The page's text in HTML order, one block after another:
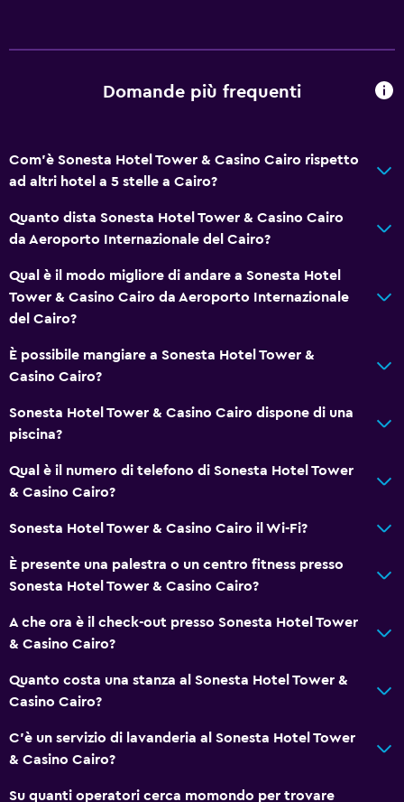
Domande più frequenti
Com'è Sonesta Hotel Tower & Casino Cairo rispetto
ad altri hotel a 5 stelle a Cairo?
Quanto dista Sonesta Hotel Tower & Casino Cairo
da Aeroporto Internazionale del Cairo?
Qual è il modo migliore di andare a Sonesta Hotel
Tower & Casino Cairo da Aeroporto Internazionale
del Cairo?
È possibile mangiare a Sonesta Hotel Tower &
Casino Cairo?
Sonesta Hotel Tower & Casino Cairo dispone di una
piscina?
Qual è il numero di telefono di Sonesta Hotel Tower
& Casino Cairo?
Sonesta Hotel Tower & Casino Cairo il Wi-Fi?
È presente una palestra o un centro fitness presso
Sonesta Hotel Tower & Casino Cairo?
A che ora è il check-out presso Sonesta Hotel Tower
& Casino Cairo?
Quanto costa una stanza al Sonesta Hotel Tower &
Casino Cairo?
C'è un servizio di lavanderia al Sonesta Hotel Tower
& Casino Cairo?
Su quanti operatori cerca momondo per trovare